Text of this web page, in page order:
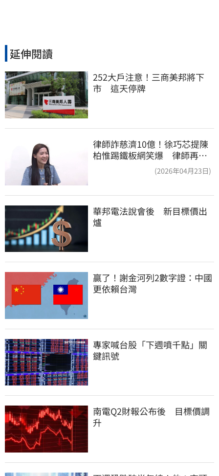
延伸閱讀
252大戶注意！三商美邦將下
市　這天停牌
律師詐慈濟10億！徐巧芯提陳
柏惟踢鐵板網笑爆 律師再曬1
(2026年04月23日)
華邦電法說會後　新目標價出
爐
贏了！謝金河列2數字證：中國
更依賴台灣
專家喊台股「下週噴千點」關
鍵訊號
南電Q2財報公布後　目標價調
升